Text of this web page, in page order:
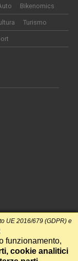
Bikenomics
Turismo
UE 2016/679 (GDPR) e
funzionamento,
cookie analitici